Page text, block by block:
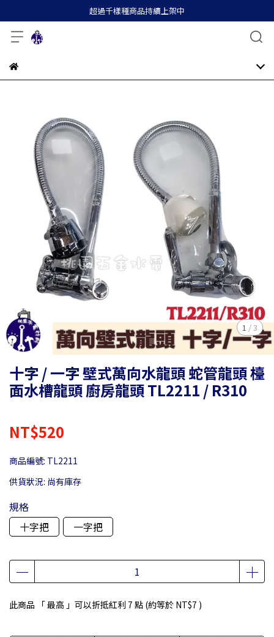
超過千樣種商品持續上架中
1 /3
十字 / 一字 壁式萬向水龍頭 蛇管龍頭 檯
面水槽龍頭 廚房龍頭 TL2211 / R310
NT$520
商品編號: TL2211
供貨狀況: 尚有庫存
規格
十字把
一字把
此商品 「 最高 」可以折抵紅利 7 點 (約等於 NT$7 )